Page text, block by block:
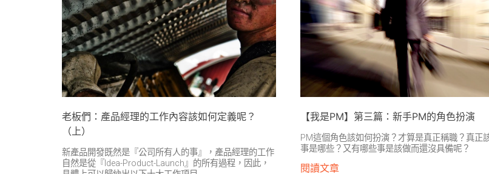
老板們：產品經理的工作內容該如何定義呢？
（上）
新產品開發既然是『公司所有人的事』，產品經理的工作
自然是從『Idea-Product-Launch』的所有過程，因此，
【我是PM】第三篇：新手PM的角色扮演
PM這個角色該如何扮演？才算是真正稱職？真正
事是哪些？又有哪些事是該做而還沒具備呢？
閱讀文章